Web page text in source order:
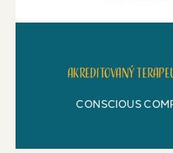
Akreditovaný
CONSCIOUS